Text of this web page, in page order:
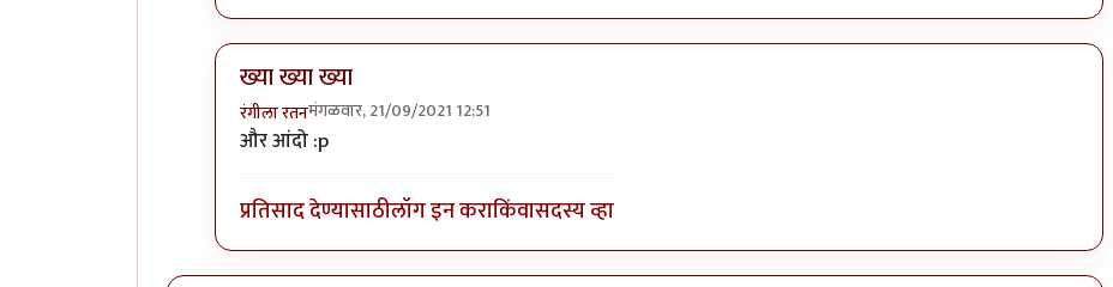
ख्या ख्या ख्या
रंगीला रतनमंगळवार, 21/09/2021 12:51
In reply to
और आंदो :p
प्रतिसाद देण्यासाठीलॉग इन कराकिंवासदस्य व्हा